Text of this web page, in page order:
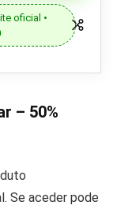
oficial •
– 50%
Se aceder pode